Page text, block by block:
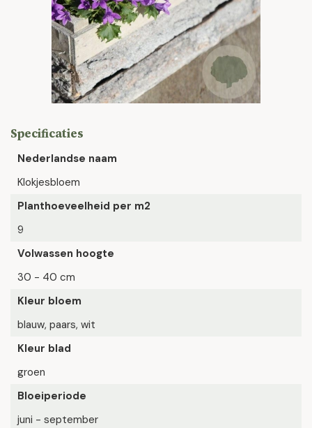
Specificaties
Nederlandse naam
Klokjesbloem
Planthoeveelheid per m2
9
Volwassen hoogte
30 - 40 cm
Kleur bloem
blauw, paars, wit
Kleur blad
groen
Bloeiperiode
juni - september